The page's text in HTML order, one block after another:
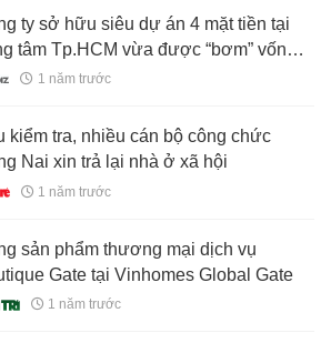
ty sở hữu siêu dự án 4 mặt tiền tại
tâm Tp.HCM vừa được “bơm” vốn
16.000 tỷ đồng
1 năm trước
kiểm tra, nhiều cán bộ công chức
Nai xin trả lại nhà ở xã hội
1 năm trước
sản phẩm thương mại dịch vụ
Gate tại Vinhomes Global Gate
1 năm trước